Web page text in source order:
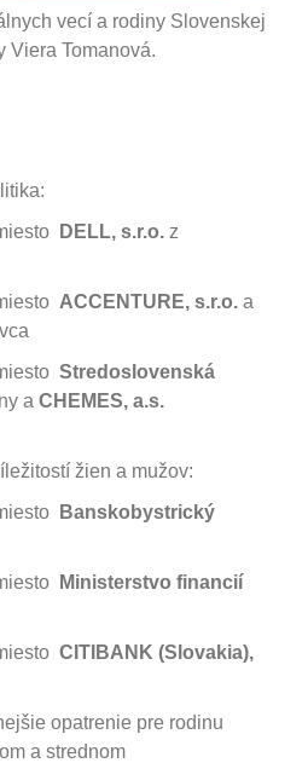
vecí a rodiny Slovenskej
Viera Tomanová.
DELL, s.r.o. z
ACCENTURE, s.r.o. a
Stredoslovenská
a CHEMES, a.s.
žien a mužov:
Banskobystrický
Ministerstvo financií
CITIBANK (Slovakia),
opatrenie pre rodinu
a strednom